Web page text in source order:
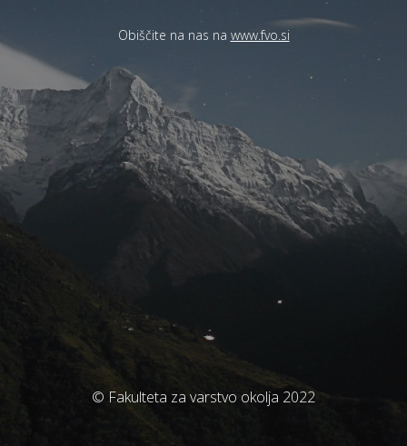
Obiščite na nas na www.fvo.si
© Fakulteta za varstvo okolja 2022